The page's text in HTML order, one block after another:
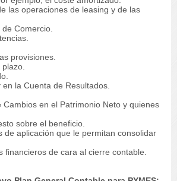
las operaciones de leasing y de las
Comercio.
provisiones.
la Cuenta de Resultados.
en el Patrimonio Neto y quienes
sobre el beneficio.
de aplicación que le permitan consolidar
de cara al cierre contable.